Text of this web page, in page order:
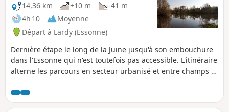
14,36 km
+10 m
-41 m
4h 10
Moyenne
Départ à Lardy (Essonne)
Dernière étape le long de la Juine jusqu'à son embouchure
dans l'Essonne qui n'est toutefois pas accessible. L'itinéraire
alterne les parcours en secteur urbanisé et entre champs et
ses observatoires à oiseaux, constitue le point d'orgue de
cette randonnée.